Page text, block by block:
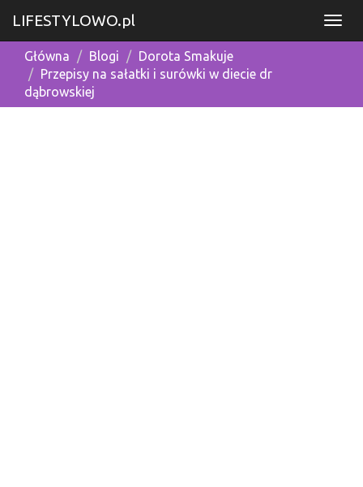
LIFESTYLOWO.pl
Główna Blogi
Dorota Smakuje
Przepisy na sałatki i surówki w diecie dr
dąbrowskiej